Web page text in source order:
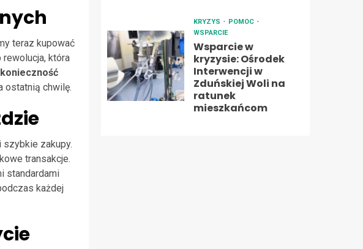
teraz kupować
która
ostatnią chwilę.
szybkie zakupy.
transakcje.
standardami
każdej
KRYZYS
POMOC
WSPARCIE
Wsparcie w
kryzysie: Ośrodek
Interwencji w
Zduńskiej Woli na
ratunek
mieszkańcom